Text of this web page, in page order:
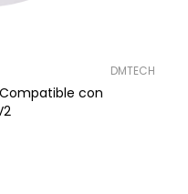
DMTECH
con